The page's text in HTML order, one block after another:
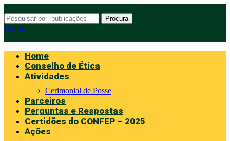
Procura
Menu
Home
Conselho de Ética
Atividades
Cerimonial de Posse
Parceiros
Perguntas e Respostas
Certidões do CONFEP – 2025
Ações